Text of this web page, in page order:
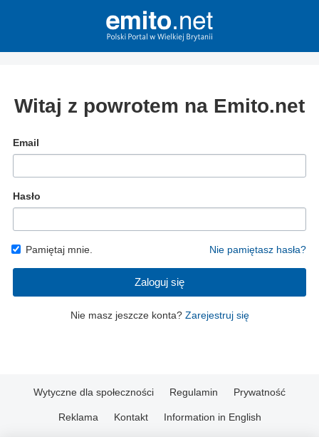
Witaj z powrotem na Emito.net
Email
Hasło
Pamiętaj mnie. Nie pamiętasz hasła?
Zaloguj się
Nie masz jeszcze konta? Zarejestruj się
Wytyczne dla społeczności Regulamin Prywatność
Reklama Kontakt Information in English